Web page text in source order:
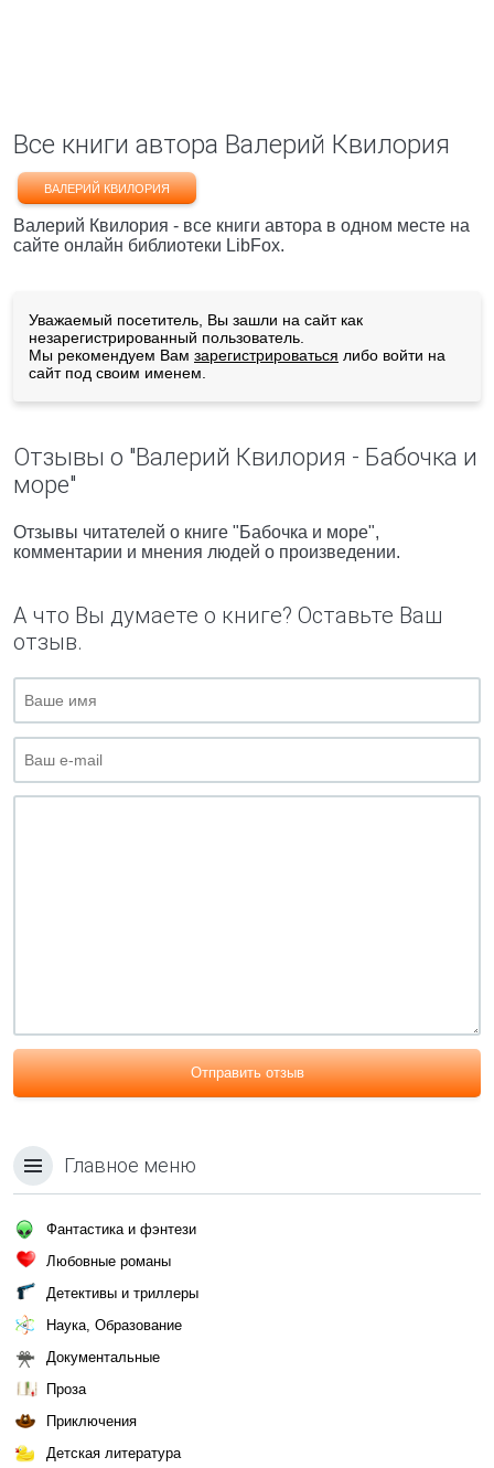
Все книги автора Валерий Квилория
ВАЛЕРИЙ КВИЛОРИЯ
Валерий Квилория - все книги автора в одном месте на
сайте онлайн библиотеки LibFox.
Уважаемый посетитель, Вы зашли на сайт как
незарегистрированный пользователь.
Мы рекомендуем Вам зарегистрироваться либо войти на
сайт под своим именем.
Отзывы о "Валерий Квилория - Бабочка и
море"
Отзывы читателей о книге "Бабочка и море",
комментарии и мнения людей о произведении.
А что Вы думаете о книге? Оставьте Ваш
отзыв.
Отправить отзыв
Главное меню
Фантастика и фэнтези
Любовные романы
Детективы и триллеры
Наука, Образование
Документальные
Проза
Приключения
Детская литература